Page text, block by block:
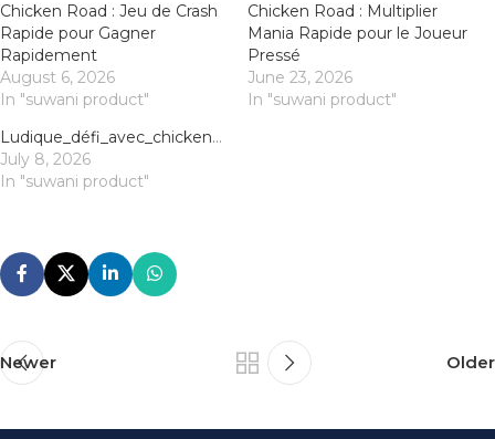
Chicken Road : Jeu de Crash
Rapide pour Gagner
Rapidement
August 6, 2026
In "suwani product"
Chicken Road : Multiplier
Mania Rapide pour le Joueur
Pressé
June 23, 2026
In "suwani product"
Ludique_défi_avec_chicken_road_casino_et_des_stratégies_pour_une_traversée_r
July 8, 2026
In "suwani product"
Newer Older